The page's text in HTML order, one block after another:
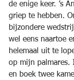
de enige keer. ’s
griep te hebben.
bijzondere
wel eens naartoe
helemaal uit te
op mijn palmares.
en boek twee